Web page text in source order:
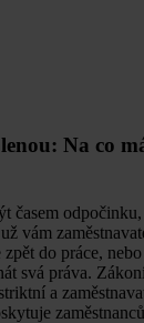
Na co
časem
vám
do práce,
svá práva.
a